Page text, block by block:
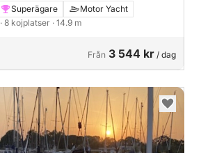
Superägare
Motor Yacht
· 8 kojplatser · 14.9 m
Från 3 544 kr / dag